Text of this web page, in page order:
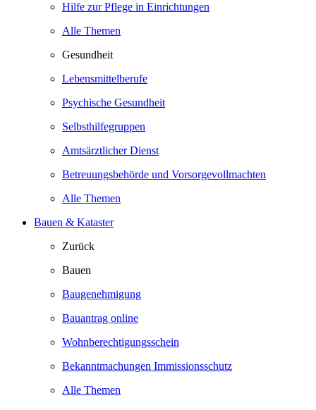
Hilfe zur Pflege in Einrichtungen
Alle Themen
Gesundheit
Lebensmittelberufe
Psychische Gesundheit
Selbsthilfegruppen
Amtsärztlicher Dienst
Betreuungsbehörde und Vorsorgevollmachten
Alle Themen
Bauen & Kataster
Zurück
Bauen
Baugenehmigung
Bauantrag online
Wohnberechtigungsschein
Bekanntmachungen Immissionsschutz
Alle Themen